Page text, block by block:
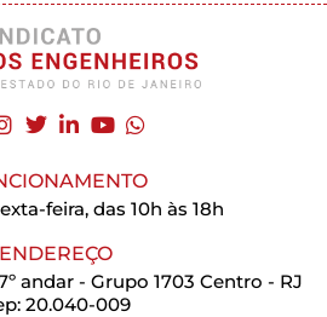
feira, das 10h às 18h
ENDEREÇO
andar - Grupo 1703 Centro - RJ
20.040-009